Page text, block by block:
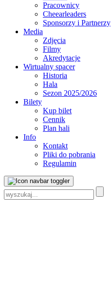
Pracownicy
Cheearleaders
Sponsorzy i Partnerzy
Media
Zdjęcia
Filmy
Akredytacje
Wirtualny spacer
Historia
Hala
Sezon 2025/2026
Bilety
Kup bilet
Cennik
Plan hali
Info
Kontakt
Pliki do pobrania
Regulamin
Szukaj: